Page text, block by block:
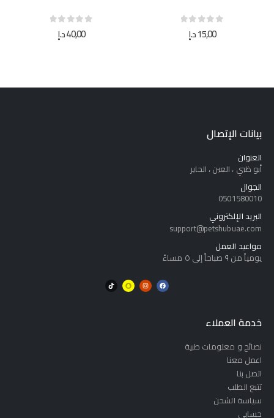
out of 5
15,00د.إ out of 5
40,00د.إ
بيانات الإتصال
العنوان
أبو ظبي ، العين ، الحاير
الجوال
0501580010
البريد الإلكتروني
support@petshubuae.com
مواعيد العمل
يومياً من ٩ صباحاً إلى ٥ مساءً
خدمة العملاء
نصائح و معلومات طبية
اعمل معنا
اتصل بنا
تتبع الطلب
سياسة الشحن
حسابي